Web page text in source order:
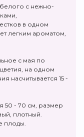
с нежно-
в одном
легким ароматом,
с мая по
на одном
насчитывается 15 -
50 - 70 см, размер
плотный.
плоды.